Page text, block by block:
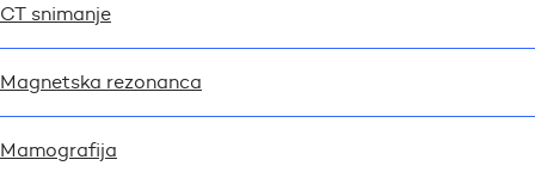
CT snimanje
Magnetska rezonanca
Mamografija